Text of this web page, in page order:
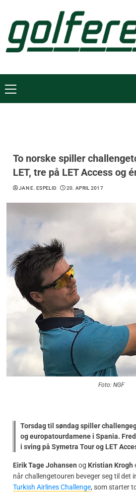
To norske spiller
LET, tre på LET Access og
JAN E. ESPELID 20. APRIL 2017
Foto: NGF
Torsdag til søndag spiller
og europatourdamene i Spania.
i sving på Symetra Tour og LET
Eirik Tage Johansen og Kristian Krogh
når challengetouren beveger seg til det
Turkish Airlines Challenge, som starter